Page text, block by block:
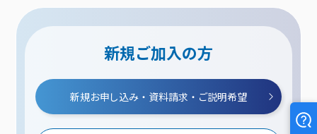
新規ご加入の方
新規お申し込み・資料請求・ご説明希望